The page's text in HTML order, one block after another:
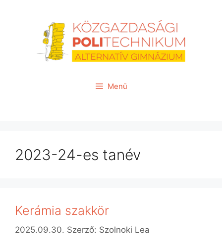
Menü
2023-24-es tanév
Kerámia szakkör
2025.09.30. Szerző: Szolnoki Lea